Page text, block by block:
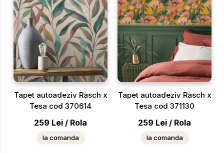
Tapet autoadeziv Rasch x
Tesa cod 370614
259 Lei / Rola
la comanda
Tapet autoadeziv Rasch x
Tesa cod 371130
259 Lei / Rola
la comanda